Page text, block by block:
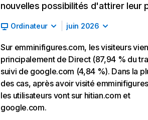
nouvelles possibilités d'attirer leur
Ordinateur juin 2026
Sur emminifigures.com, les visiteurs
principalement de Direct (87,94 % du
suivi de google.com (4,84 %). Dans la
des cas, après avoir visité
les utilisateurs vont sur hitian.com et
google.com.